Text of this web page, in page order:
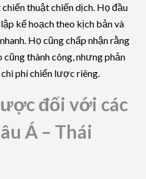
thuật chiến dịch. Họ đầu
kế hoạch theo kịch bản và
Họ cũng chấp nhận rằng
thành công, nhưng phản
phí chiến lược riêng.
đối với các
Á – Thái